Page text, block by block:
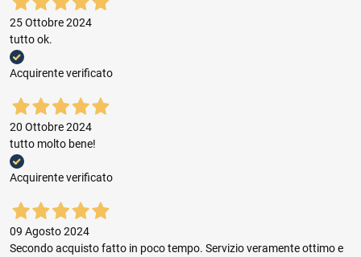
25 Ottobre 2024
tutto ok.
Acquirente verificato
20 Ottobre 2024
tutto molto bene!
Acquirente verificato
09 Agosto 2024
Secondo acquisto fatto in poco tempo. Servizio veramente ottimo e